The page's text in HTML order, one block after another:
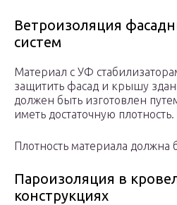
Ветроизоляция
систем
Материал с УФ
защитить фасад и крышу
должен быть изготовлен
иметь достаточную плотность.
Плотность материала должна
Пароизоляция в
конструкциях